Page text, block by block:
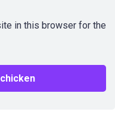
in this browser for the